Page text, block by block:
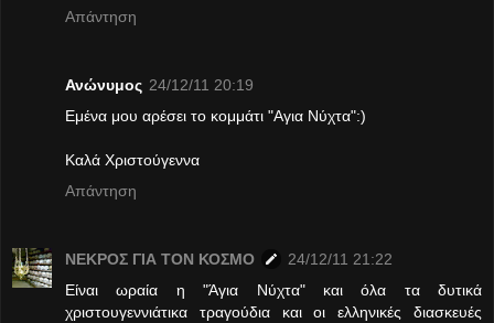
Απάντηση
Ανώνυμος 24/12/11 20:19
Εμένα μου αρέσει το κομμάτι "Αγια Νύχτα":)
Καλά Χριστούγεννα
Απάντηση
ΝΕΚΡΟΣ ΓΙΑ ΤΟΝ ΚΟΣΜΟ
24/12/11 21:22
Είναι ωραία η "Άγια Νύχτα" και όλα τα δυτικά
χριστουγεννιάτικα τραγούδια και οι ελληνικές διασκευές